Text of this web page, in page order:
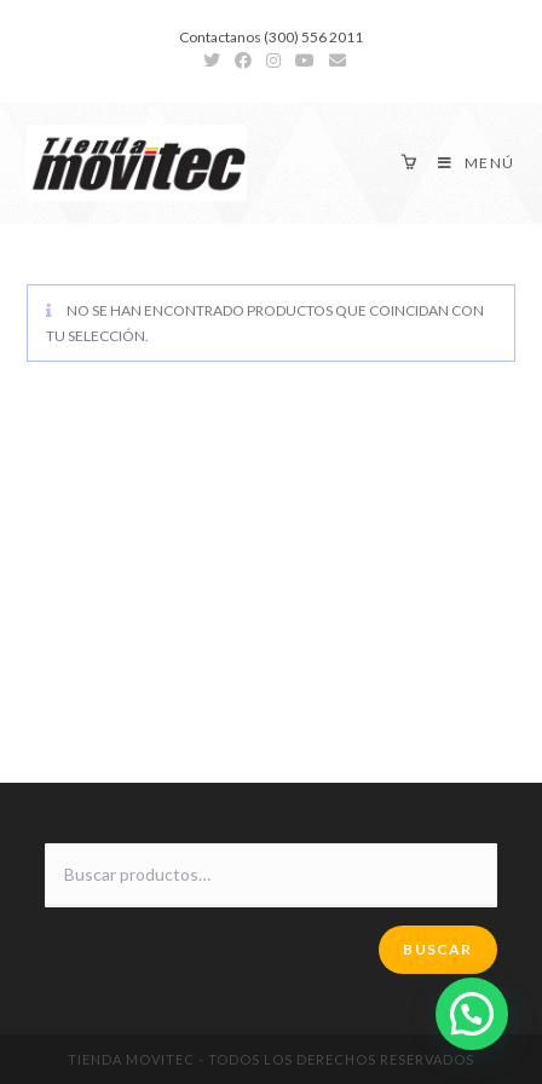
Contactanos (300) 556 2011
MENÚ
NO SE HAN ENCONTRADO PRODUCTOS QUE COINCIDAN CON
TU SELECCIÓN.
BUSCAR
TIENDA MOVITEC - TODOS LOS DERECHOS RESERVADOS